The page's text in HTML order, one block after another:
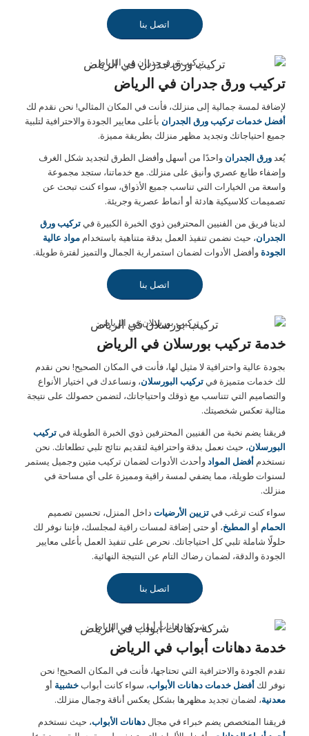
اتصل بنا
تركيب ورق جدران في الرياض
تركيب ورق جدران في الرياض
لإضافة لمسة جمالية إلى منزلك، فأنت في المكان المثالي! نحن نقدم لك
أفضل خدمات تركيب ورق الجدران بأعلى معايير الجودة والاحترافية لتلبية
جميع احتياجاتك وتجديد مظهر منزلك بطريقة مميزة.
يُعدورق الجدران واحدًا من أسهل وأفضل الطرق لتجديد شكل الغرف
وإضفاء طابع عصري وأنيق على منزلك. مع خدماتنا، ستجد مجموعة
واسعة من الخيارات التي تناسب جميع الأذواق، سواء كنت تبحث عن
تصميمات كلاسيكية هادئة أو أنماط عصرية وجريئة.
لدينا فريق من الفنيين المحترفين ذوي الخبرة الكبيرة في تركيب ورق
الجدران، حيث نضمن تنفيذ العمل بدقة متناهية باستخدام مواد عالية
الجودةوأفضل الأدوات لضمان استمرارية الجمال والتميز لفترة طويلة.
اتصل بنا
تركيب بورسلان في الرياض
خدمة تركيب بورسلان في الرياض
بجودة عالية واحترافية لا مثيل لها، فأنت في المكان الصحيح! نحن نقدم
لك خدمات متميزة في تركيب البورسلان، ونساعدك في اختيار الأنواع
والتصاميم التي تتناسب مع ذوقك واحتياجاتك، لتضمن حصولك على نتيجة
مثالية تعكس شخصيتك.
فريقنا يضم نخبة من الفنيين المحترفين ذوي الخبرة الطويلة في تركيب
البورسلان، حيث نعمل بدقة واحترافية لتقديم نتائج تلبي تطلعاتك. نحن
نستخدم أفضل الموادوأحدث الأدوات لضمان تركيب متين وجميل يستمر
لسنوات طويلة، مما يضفي لمسة راقية ومميزة على أي مساحة في
منزلك.
سواء كنت ترغب في تزيين الأرضياتداخل المنزل، تحسين تصميم
الحمام أو المطبخ، أو حتى إضافة لمسات راقية لمجلسك، فإننا نوفر لك
حلولًا شاملة تلبي كل احتياجاتك. نحرص على تنفيذ العمل بأعلى معايير
الجودة والدقة، لضمان رضاك التام عن النتيجة النهائية.
اتصل بنا
شركة دهانات أبواب في الرياض
خدمة دهانات أبواب في الرياض
تقدم الجودة والاحترافية التي تحتاجها، فأنت في المكان الصحيح! نحن
نوفر لك أفضل خدمات دهانات الأبواب، سواء كانت أبوابخشبية أو
معدنية، لضمان تجديد مظهرها بشكل يعكس أناقة وجمال منزلك.
فريقنا المتخصص يضم خبراء في مجال دهانات الأبواب، حيث نستخدم